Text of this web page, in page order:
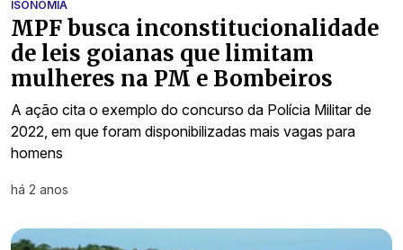
ISONOMIA
MPF busca inconstitucionalidade
de leis goianas que limitam
mulheres na PM e Bombeiros
A ação cita o exemplo do concurso da Polícia Militar de
2022, em que foram disponibilizadas mais vagas para
homens
há 2 anos